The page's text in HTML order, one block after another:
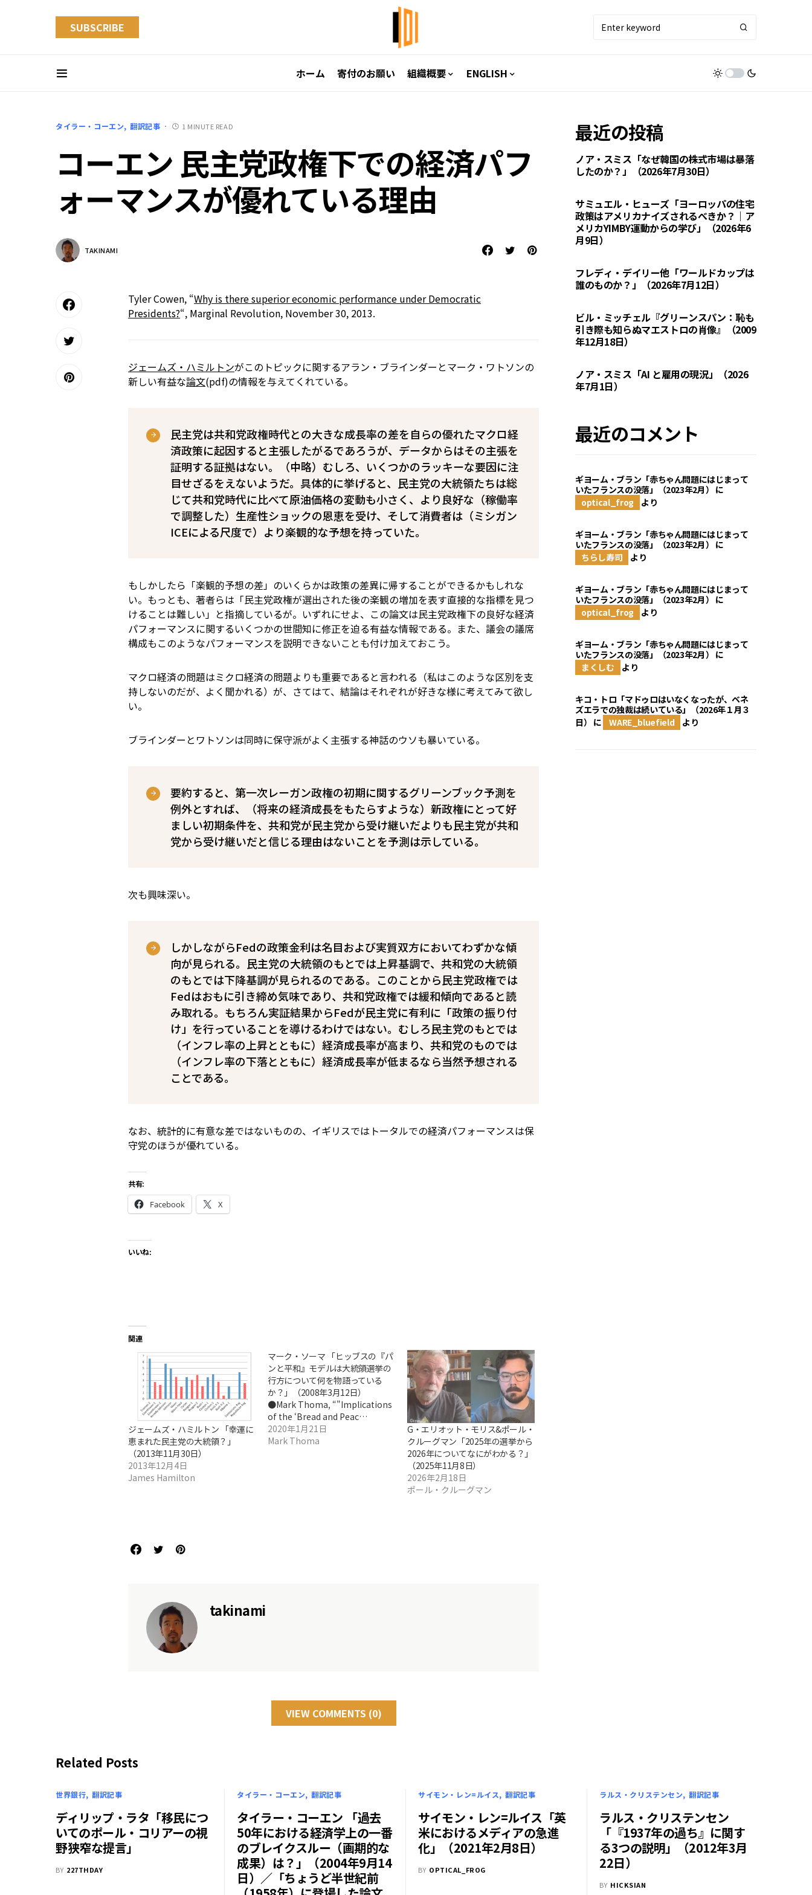
SUBSCRIBE
ホーム 寄付のお願い 組織概要 ENGLISH
タイラー・コーエン 翻訳記事 1 MINUTE READ
コーエン 民主党政権下での経済パフ
ォーマンスが優れている理由
TAKINAMI
Tyler Cowen, “Why is there superior economic performance under Democratic
Presidents?“, Marginal Revolution, November 30, 2013.
ジェームズ・ハミルトンがこのトピックに関するアラン・ブラインダーとマーク・ワトソンの
新しい有益な論文(pdf)の情報を与えてくれている。
民主党は共和党政権時代との大きな成長率の差を自らの優れたマクロ経
済政策に起因すると主張したがるであろうが、データからはその主張を
証明する証拠はない。（中略）むしろ、いくつかのラッキーな要因に注
目せざるをえないようだ。具体的に挙げると、民主党の大統領たちは総
じて共和党時代に比べて原油価格の変動も小さく、より良好な（稼働率
で調整した）生産性ショックの恩恵を受け、そして消費者は（ミシガン
ICEによる尺度で）より楽観的な予想を持っていた。
もしかしたら「楽観的予想の差」のいくらかは政策の差異に帰することができるかもしれな
い。もっとも、著者らは「民主党政権が選出された後の楽観の増加を表す直接的な指標を見つ
けることは難しい」と指摘しているが。いずれにせよ、この論文は民主党政権下の良好な経済
パフォーマンスに関するいくつかの世間知に修正を迫る有益な情報である。また、議会の議席
構成もこのようなパフォーマンスを説明できないことも付け加えておこう。
マクロ経済の問題はミクロ経済の問題よりも重要であると言われる（私はこのような区別を支
持しないのだが、よく聞かれる）が、さてはて、結論はそれぞれが好きな様に考えてみて欲し
い。
ブラインダーとワトソンは同時に保守派がよく主張する神話のウソも暴いている。
要約すると、第一次レーガン政権の初期に関するグリーンブック予測を
例外とすれば、（将来の経済成長をもたらすような）新政権にとって好
ましい初期条件を、共和党が民主党から受け継いだよりも民主党が共和
党から受け継いだと信じる理由はないことを予測は示している。
次も興味深い。
しかしながらFedの政策金利は名目および実質双方においてわずかな傾
向が見られる。民主党の大統領のもとでは上昇基調で、共和党の大統領
のもとでは下降基調が見られるのである。このことから民主党政権では
Fedはおもに引き締め気味であり、共和党政権では緩和傾向であると読
み取れる。もちろん実証結果からFedが民主党に有利に「政策の振り付
け」を行っていることを導けるわけではない。むしろ民主党のもとでは
（インフレ率の上昇とともに）経済成長率が高まり、共和党のものでは
（インフレ率の下落とともに）経済成長率が低まるなら当然予想される
ことである。
なお、統計的に有意な差ではないものの、イギリスではトータルでの経済パフォーマンスは保
守党のほうが優れている。
共有:
Facebook X
いいね:
関連
ジェームズ・ハミルトン 「幸運に
恵まれた民主党の大統領？」
（2013年11月30日）
2013年12月4日
James Hamilton
マーク・ソーマ 「ヒッブスの『パ
ンと平和』モデルは大統領選挙の
行方について何を物語っている
か？」（2008年3月12日）
●Mark Thoma, “"Implications
of the ‘Bread and Peac…
2020年1月21日
Mark Thoma
G・エリオット・モリス&ポール・
クルーグマン「2025年の選挙から
2026年についてなにがわかる？」
（2025年11月8日）
2026年2月18日
ポール・クルーグマン
takinami
VIEW COMMENTS (0)
最近の投稿
ノア・スミス「なぜ韓国の株式市場は暴落
したのか？」（2026年7月30日）
サミュエル・ヒューズ「ヨーロッパの住宅
政策はアメリカナイズされるべきか？｜ア
メリカYIMBY運動からの学び」（2026年6
月9日）
フレディ・デイリー他「ワールドカップは
誰のものか？」（2026年7月12日）
ビル・ミッチェル『グリーンスパン：恥も
引き際も知らぬマエストロの肖像』（2009
年12月18日）
ノア・スミス「AI と雇用の現況」（2026
年7月1日）
最近のコメント
ギヨーム・ブラン「赤ちゃん問題にはじまって
いたフランスの没落」（2023年2月） に
optical_frog
より
ギヨーム・ブラン「赤ちゃん問題にはじまって
いたフランスの没落」（2023年2月） に
ちらし寿司
より
ギヨーム・ブラン「赤ちゃん問題にはじまって
いたフランスの没落」（2023年2月） に
optical_frog
より
ギヨーム・ブラン「赤ちゃん問題にはじまって
いたフランスの没落」（2023年2月） に
まくしむ
より
キコ・トロ「マドゥロはいなくなったが、ベネ
ズエラでの独裁は続いている」（2026年１月３
日） に WARE_bluefield より
Related Posts
世界銀行 翻訳記事
ディリップ・ラタ「移民につ
いてのポール・コリアーの視
野狭窄な提言」
BY 227THDAY
タイラー・コーエン 翻訳記事
タイラー・コーエン 「過去
50年における経済学上の一番
のブレイクスルー（画期的な
成果）は？」（2004年9月14
日）／「ちょうど半世紀前
サイモン・レン=ルイス 翻訳記事
サイモン・レン=ルイス「英
米におけるメディアの急進
化」（2021年2月8日）
BY OPTICAL_FROG
ラルス・クリステンセン 翻訳記事
ラルス・クリステンセン
「『1937年の過ち』に関す
る3つの説明」（2012年3月
22日）
BY HICKSIAN